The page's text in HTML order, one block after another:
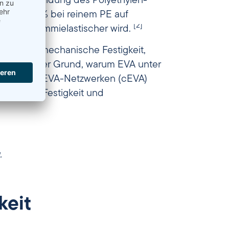
50–60 % bei reinem PE auf
und gummielastischer wird. [2]
liefert mechanische Festigkeit,
zentraler Grund, warum EVA unter
EVA-Netzwerken (cEVA)
sich Festigkeit und